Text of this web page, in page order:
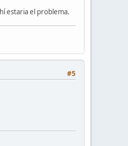
estaria el problema.
#5